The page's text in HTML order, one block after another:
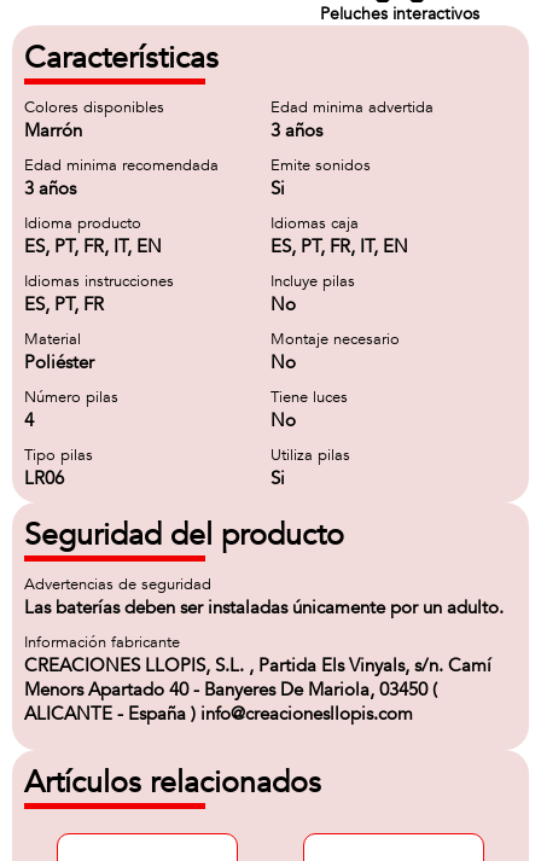
Peluches interactivos
Características
Colores disponibles
Marrón
Edad minima advertida
3 años
Edad minima recomendada
3 años
Emite sonidos
Si
Idioma producto
ES, PT, FR, IT, EN
Idiomas caja
ES, PT, FR, IT, EN
Idiomas instrucciones
ES, PT, FR
Incluye pilas
No
Material
Poliéster
Montaje necesario
No
Número pilas
4
Tiene luces
No
Tipo pilas
LR06
Utiliza pilas
Si
Seguridad del producto
Advertencias de seguridad
Las baterías deben ser instaladas únicamente por un adulto.
Información fabricante
CREACIONES LLOPIS, S.L. , Partida Els Vinyals, s/n. Camí
Menors Apartado 40 - Banyeres De Mariola, 03450 (
ALICANTE - España ) info@creacionesllopis.com
Artículos relacionados